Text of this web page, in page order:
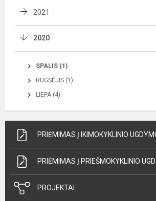
2021
2020
SPALIS (1)
RUGSĖJIS (1)
LIEPA (4)
PRIĖMIMAS Į IKIMOKYKLINIO
PRIĖMIMAS Į PRIEŠMOKYKLINIO
PROJEKTAI